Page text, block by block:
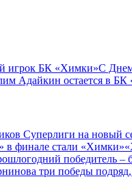
игрок БК «Химки»С
Адайкин остается в
Cуперлиги на новый
в финале стали «Химки»
победитель –
три победы подряд,